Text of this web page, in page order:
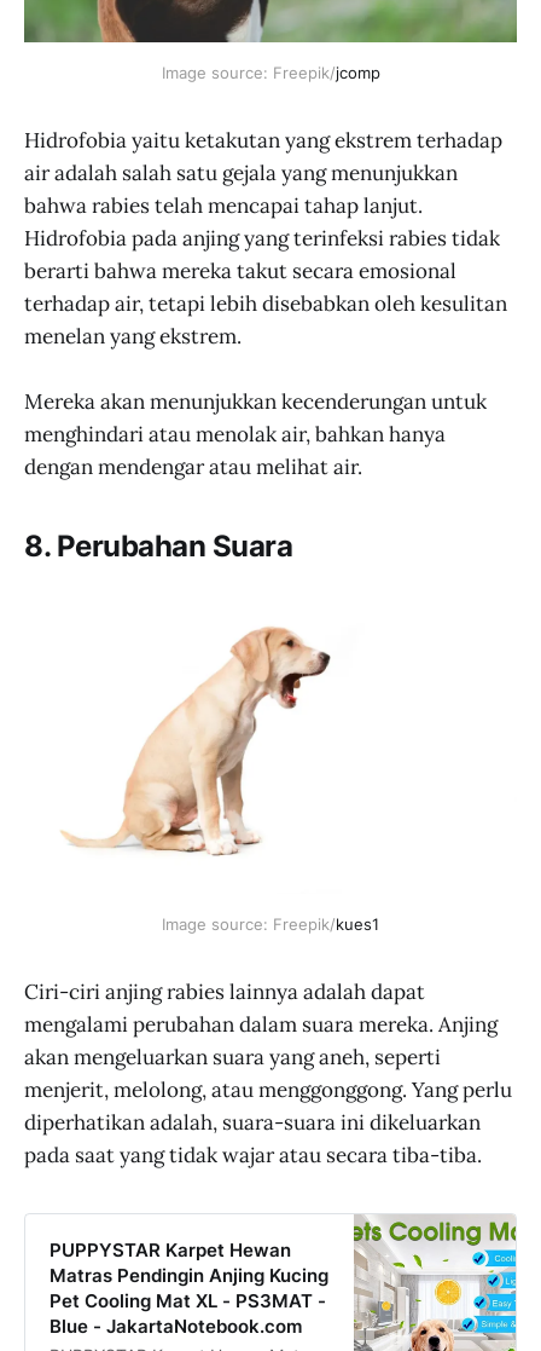
Image source: Freepik/jcomp
Hidrofobia yaitu ketakutan yang ekstrem terhadap
air adalah salah satu gejala yang menunjukkan
bahwa rabies telah mencapai tahap lanjut.
Hidrofobia pada anjing yang terinfeksi rabies tidak
berarti bahwa mereka takut secara emosional
terhadap air, tetapi lebih disebabkan oleh kesulitan
menelan yang ekstrem.
Mereka akan menunjukkan kecenderungan untuk
menghindari atau menolak air, bahkan hanya
dengan mendengar atau melihat air.
8. Perubahan Suara
Image source: Freepik/kues1
Ciri-ciri anjing rabies lainnya adalah dapat
mengalami perubahan dalam suara mereka. Anjing
akan mengeluarkan suara yang aneh, seperti
menjerit, melolong, atau menggonggong. Yang perlu
diperhatikan adalah, suara-suara ini dikeluarkan
pada saat yang tidak wajar atau secara tiba-tiba.
PUPPYSTAR Karpet Hewan
Matras Pendingin Anjing Kucing
Pet Cooling Mat XL - PS3MAT -
Blue - JakartaNotebook.com